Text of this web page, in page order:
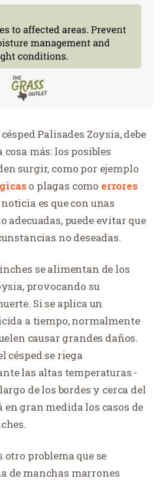
Palisades Zoysia, debe
más: los posibles
surgir, como por ejemplo
o plagas como errores
noticia es que con unas
adecuadas, puede evitar que
no deseadas.
se alimentan de los
provocando su
Si se aplica un
a tiempo, normalmente
causar grandes daños.
césped se riega
las altas temperaturas -
de los bordes y cerca del
gran medida los casos de
problema que se
de manchas marrones